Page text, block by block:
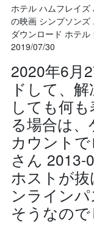
ホテル ハムフレイ
の映画 シンプソン
ダウンロード ホテ
2019/07/30
2020年6月
ドして、
しても何
る場合は
カウント
さん 2013-
ホストが
ンライン
そうなので